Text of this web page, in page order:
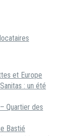
et Europe
: un été
Quartier des
Bastié